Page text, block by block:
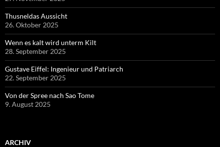
Thusneldas Aussicht
26. Oktober 2025
Wenn es kalt wird unterm Kilt
28. September 2025
Gustave Eiffel: Ingenieur und Patriarch
22. September 2025
Von der Spree nach Sao Tome
9. August 2025
ARCHIV